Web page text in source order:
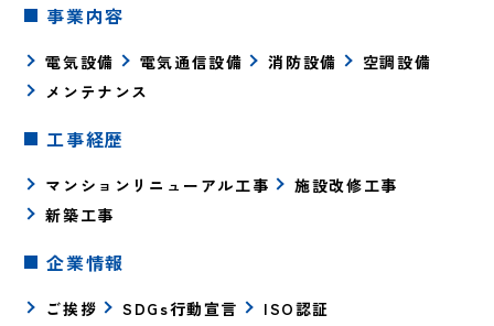
事業内容
電気設備 電気通信設備 消防設備
空調設備
メンテナンス
工事経歴
マンションリニューアル工事
施設改修工事
新築工事
企業情報
ご挨拶 SDGs行動宣言 ISO認証